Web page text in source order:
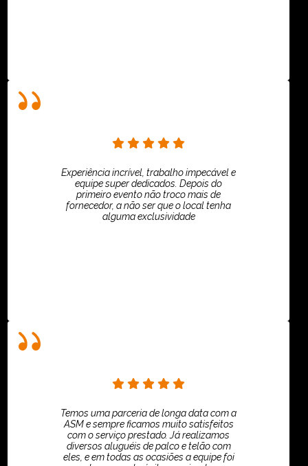
Experiência incrível, trabalho impecável e
equipe super dedicados. Depois do
primeiro evento não troco mais de
fornecedor, a não ser que o local tenha
alguma exclusividade
Temos uma parceria de longa data com a
ASM e sempre ficamos muito satisfeitos
com o serviço prestado. Já realizamos
diversos aluguéis de palco e telão com
eles, e em todas as ocasiões a equipe foi